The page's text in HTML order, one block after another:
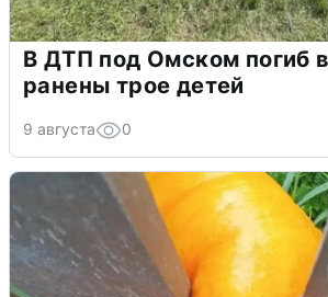
В ДТП под Омском погиб
ранены трое детей
9 августа 0